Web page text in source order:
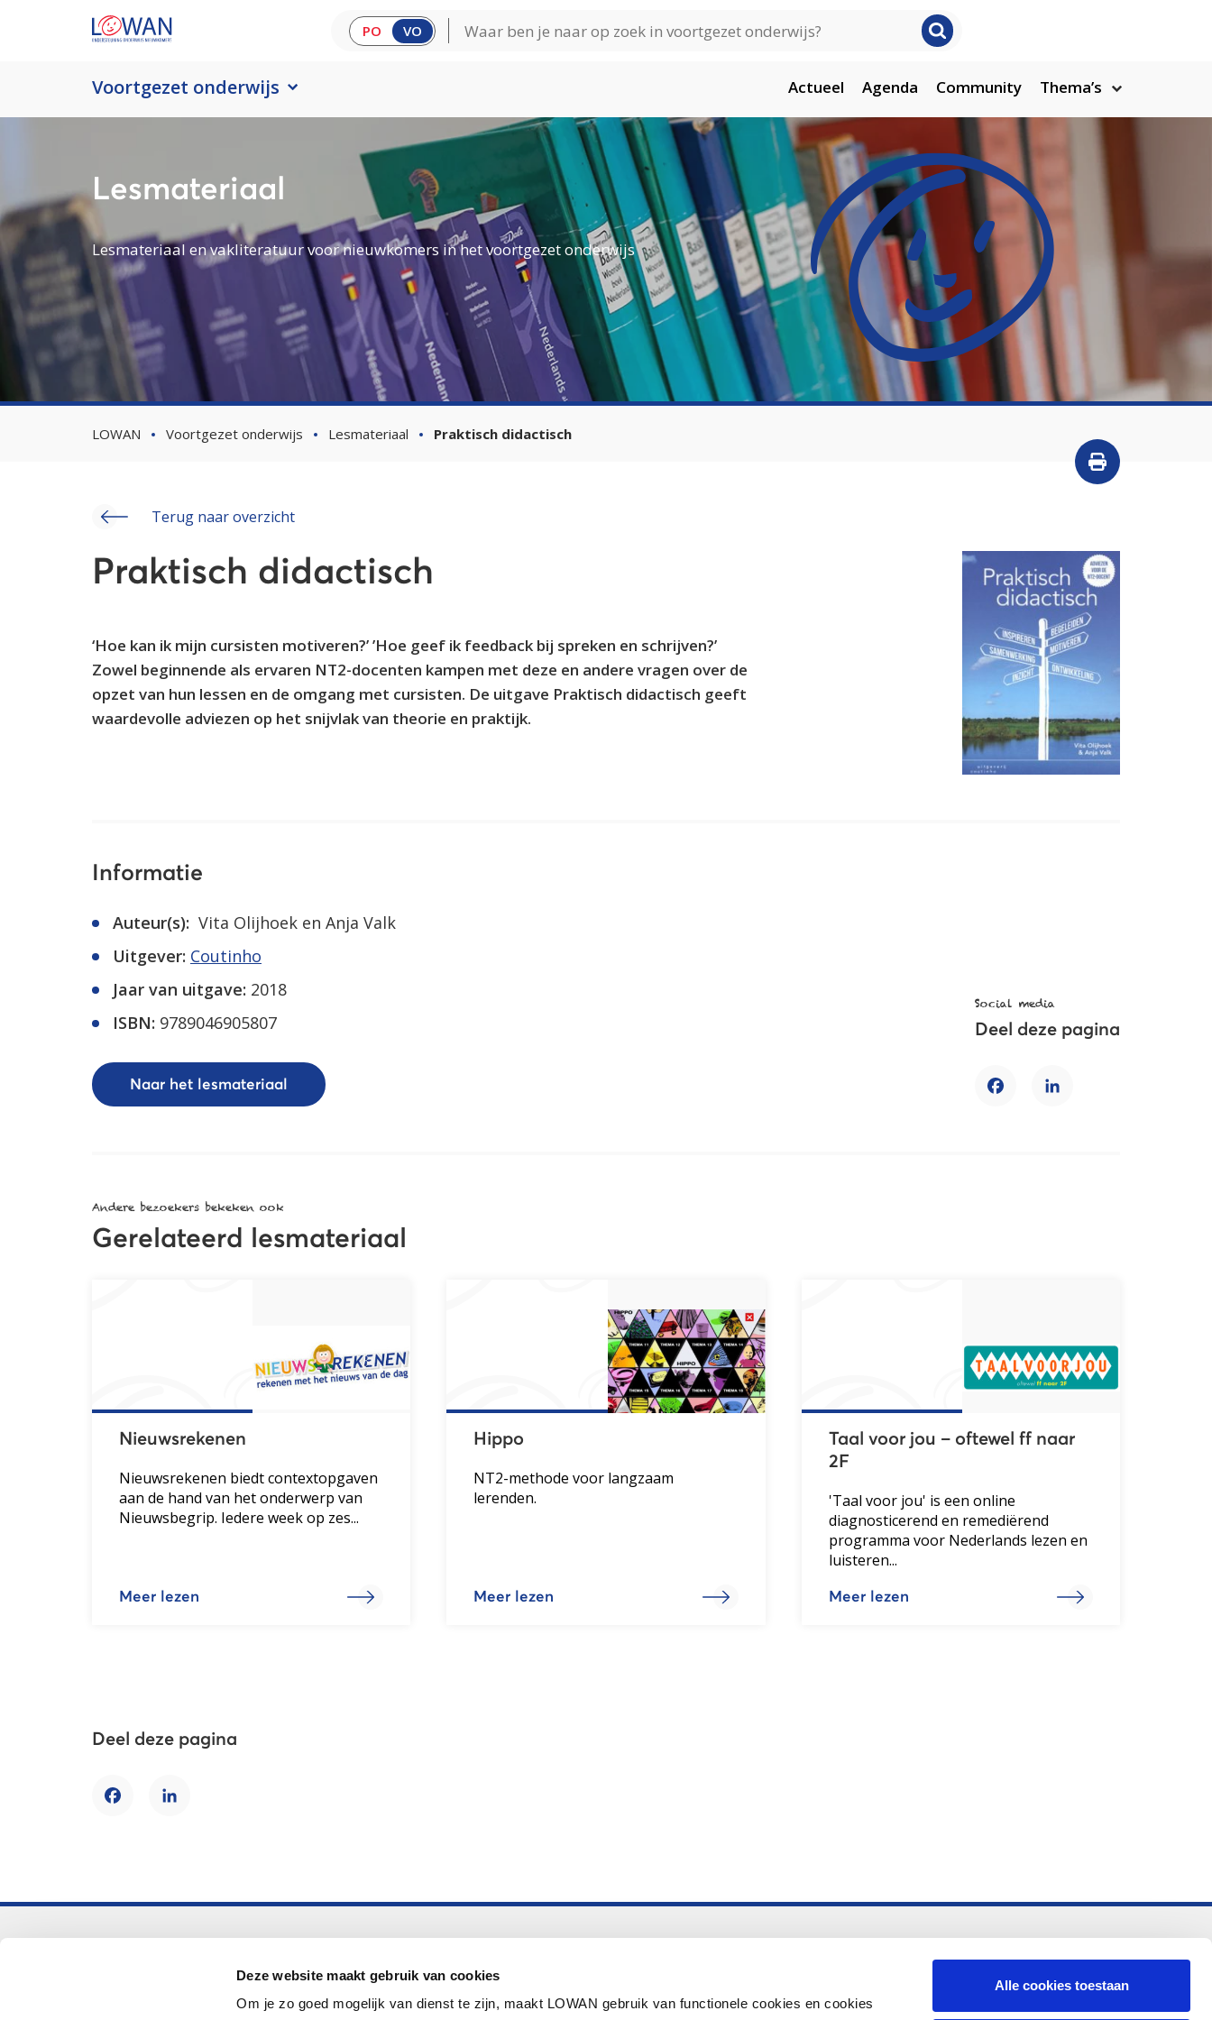
Deze website maakt gebruik van cookies
Om je zo goed mogelijk van dienst te zijn, maakt LOWAN gebruik van functionele cookies en cookies
Alle cookies toestaan
PO VO
Voortgezet onderwijs Actueel Agenda Community Thema’s
Lesmateriaal
Lesmateriaal en vakliteratuur voor nieuwkomers in het voortgezet onderwijs
LOWAN Voortgezet onderwijs Lesmateriaal Praktisch didactisch
Terug naar overzicht
Praktisch didactisch
‘Hoe kan ik mijn cursisten motiveren?’ ’Hoe geef ik feedback bij spreken en schrijven?’
Zowel beginnende als ervaren NT2-docenten kampen met deze en andere vragen over de
opzet van hun lessen en de omgang met cursisten. De uitgave Praktisch didactisch geeft
waardevolle adviezen op het snijvlak van theorie en praktijk.
Informatie
Auteur(s): Vita Olijhoek en Anja Valk
Uitgever: Coutinho
Jaar van uitgave: 2018
ISBN: 9789046905807
Naar het lesmateriaal
Social media
Deel deze pagina
FacebookLinkedIn
Andere bezoekers bekeken ook
Gerelateerd lesmateriaal
Nieuwsrekenen
Nieuwsrekenen biedt contextopgaven
aan de hand van het onderwerp van
Nieuwsbegrip. Iedere week op zes...
Meer lezen
Hippo
NT2-methode voor langzaam
lerenden.
Meer lezen
Taal voor jou – oftewel ff naar
2F
'Taal voor jou' is een online
diagnosticerend en remediërend
programma voor Nederlands lezen en
luisteren...
Meer lezen
Deel deze pagina
FacebookLinkedIn